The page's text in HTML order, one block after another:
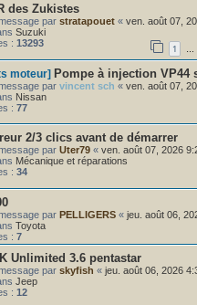
des Zukistes
par stratapouet « ven. août 07,
Suzuki
: 13293 1 …
moteur] Pompe à injection VP44
par vincent sch « ven. août 07,
Nissan
: 77
2/3 clics avant de démarrer
par Uter79 « ven. août 07, 2026
Mécanique et réparations
: 34
par PELLIGERS « jeu. août 06,
Toyota
: 7
Unlimited 3.6 pentastar
par skyfish « jeu. août 06, 2026
Jeep
: 12